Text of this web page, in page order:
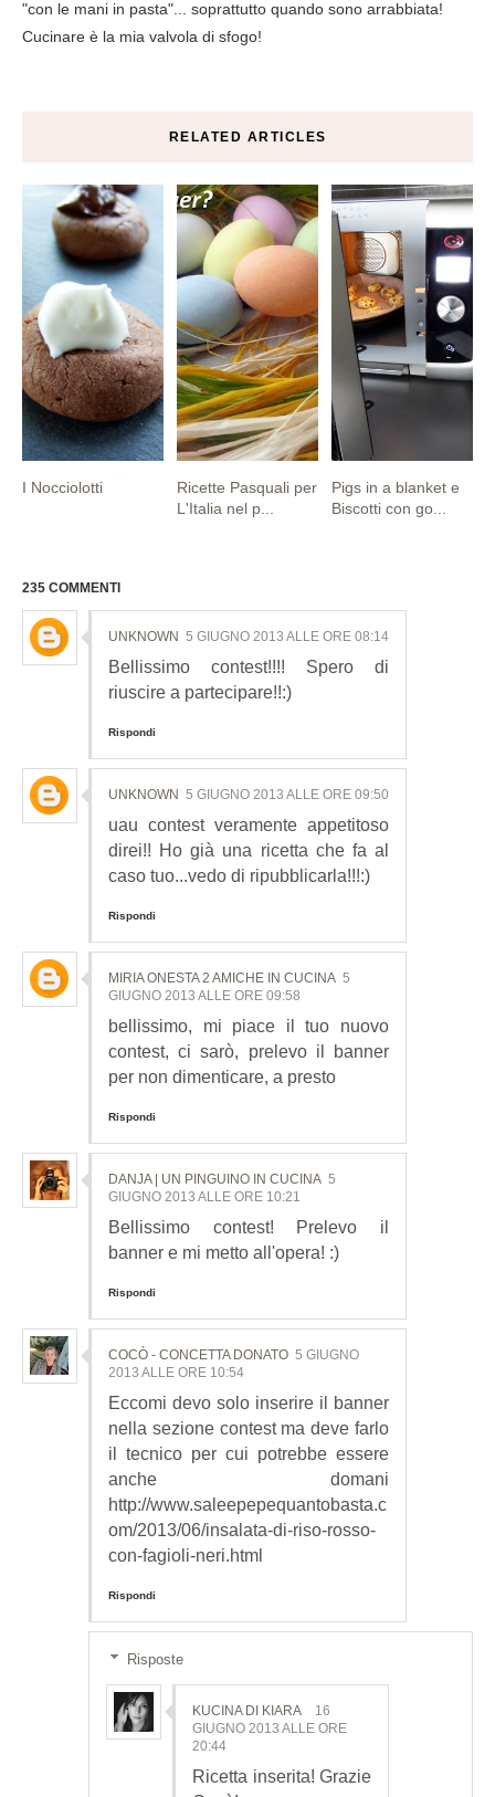
"con le mani in pasta"... soprattutto quando sono arrabbiata!
Cucinare è la mia valvola di sfogo!
RELATED ARTICLES
I Nocciolotti
Ricette Pasquali per
L'Italia nel p...
Pigs in a blanket e
Biscotti con go...
235 COMMENTI
UNKNOWN 5 GIUGNO 2013 ALLE ORE 08:14
Bellissimo contest!!!! Spero di
riuscire a partecipare!!:)
Rispondi
UNKNOWN 5 GIUGNO 2013 ALLE ORE 09:50
uau contest veramente appetitoso
direi!! Ho già una ricetta che fa al
caso tuo...vedo di ripubblicarla!!!:)
Rispondi
MIRIA ONESTA 2 AMICHE IN CUCINA 5
GIUGNO 2013 ALLE ORE 09:58
bellissimo, mi piace il tuo nuovo
contest, ci sarò, prelevo il banner
per non dimenticare, a presto
Rispondi
DANJA | UN PINGUINO IN CUCINA 5
GIUGNO 2013 ALLE ORE 10:21
Bellissimo contest! Prelevo il
banner e mi metto all'opera! :)
Rispondi
COCÒ - CONCETTA DONATO 5 GIUGNO
2013 ALLE ORE 10:54
Eccomi devo solo inserire il banner
nella sezione contest ma deve farlo
il tecnico per cui potrebbe essere
anche domani
http://www.saleepepequantobasta.c
om/2013/06/insalata-di-riso-rosso-
con-fagioli-neri.html
Rispondi
Risposte
KUCINA DI KIARA
16
GIUGNO 2013 ALLE ORE
20:44
Ricetta inserita! Grazie